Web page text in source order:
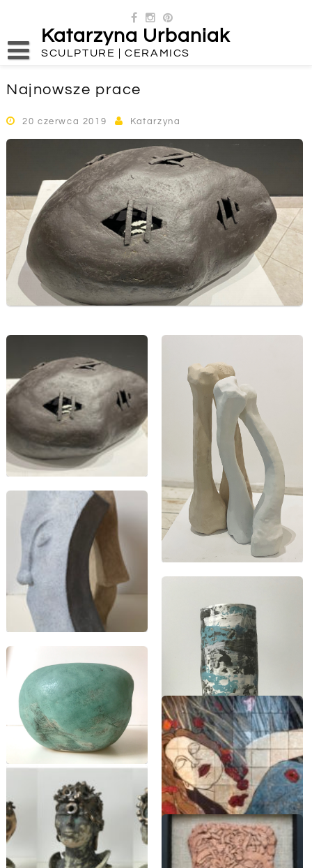
contentKatarzyna Urbaniak
SCULPTURE | CERAMICS
Najnowsze prace
20 czerwca 2019 Katarzyna